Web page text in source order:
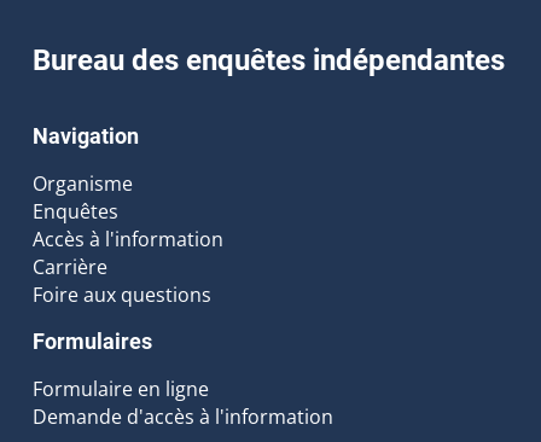
Bureau des enquêtes indépendantes
Navigation
Organisme
Enquêtes
Accès à l'information
Carrière
Foire aux questions
Formulaires
Formulaire en ligne
Demande d'accès à l'information